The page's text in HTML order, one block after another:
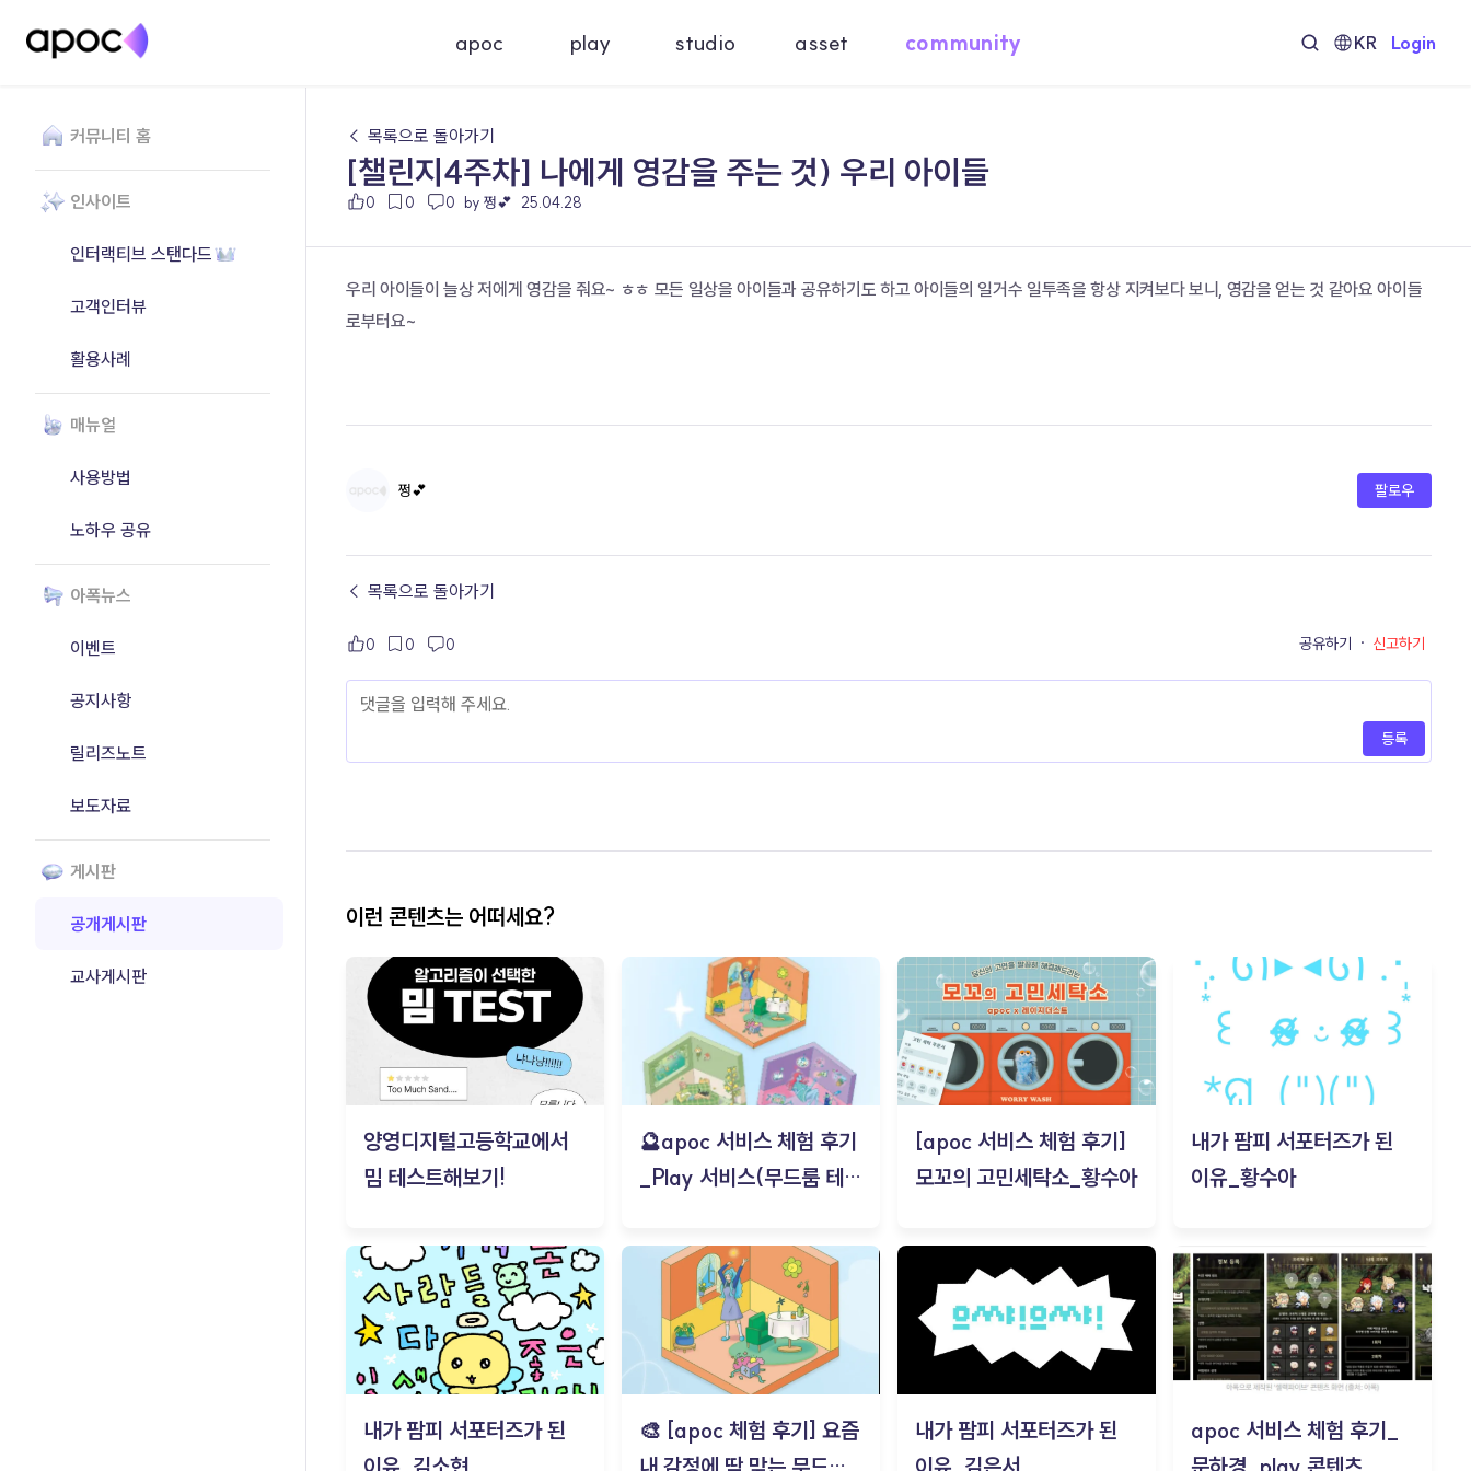
apoc play studio asset community KR Login
커뮤니티 홈
인사이트
인터랙티브 스탠다드
고객인터뷰
활용사례
매뉴얼
사용방법
노하우 공유
아폭뉴스
이벤트
공지사항
릴리즈노트
보도자료
게시판
공개게시판
교사게시판
← 목록으로 돌아가기
[챌린지4주차] 나에게 영감을 주는 것) 우리 아이들
0 0 0 by 쩡💕 25.04.28
우리 아이들이 늘상 저에게 영감을 줘요~ ㅎㅎ 모든 일상을 아이들과 공유하기도 하고 아이들의 일거수 일투족을 항상 지켜보다 보니, 영감을 얻는 것 같아요 아이들
로부터요~
쩡💕 팔로우
← 목록으로 돌아가기
0 0 0 공유하기 · 신고하기
등록
이런 콘텐츠는 어떠세요?
양영디지털고등학교에서
밈 테스트해보기!
🔮apoc 서비스 체험 후기
_Play 서비스(무드룸 테스
[apoc 서비스 체험 후기]
모꼬의 고민세탁소_황수아
내가 팜피 서포터즈가 된
이유_황수아
내가 팜피 서포터즈가 된
🎨 [apoc 체험 후기] 요즘
내가 팜피 서포터즈가 된
apoc 서비스 체험 후기_